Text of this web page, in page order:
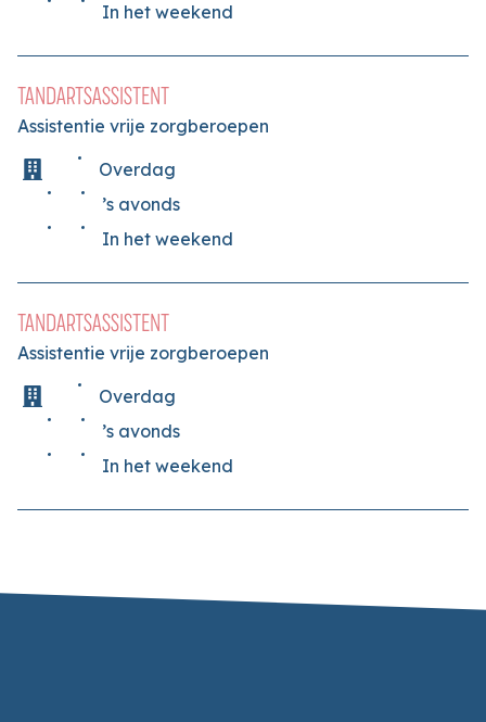
In het weekend
TANDARTSASSISTENT
Assistentie vrije zorgberoepen
Overdag
’s avonds
In het weekend
TANDARTSASSISTENT
Assistentie vrije zorgberoepen
Overdag
’s avonds
In het weekend